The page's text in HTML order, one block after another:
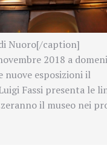
Nuoro[/caption]
2018 a
nuove esposizioni il
Fassi presenta le
il museo nei